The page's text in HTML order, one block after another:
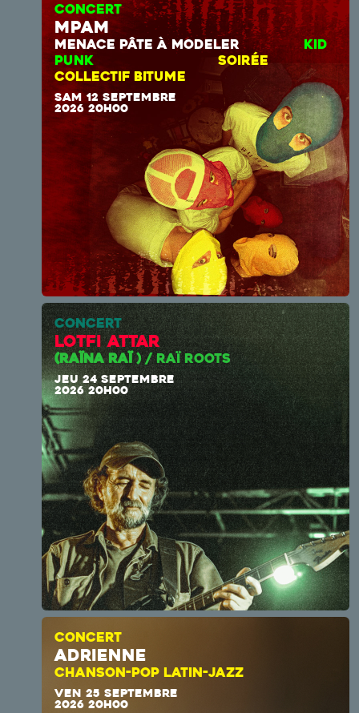
CONCERT
mpam
MENACE PÂTE À MODELER KID
PUNK
SOIRÉE
COLLECTIF BITUME
SAM 12 SEPTEMBRE
2026 20H00
CONCERT
Lotfi Attar
(RAÏNA RAÏ) / RAÏ ROOTS
JEU 24 SEPTEMBRE
2026 20H00
CONCERT
ADRIENNE
CHANSON-POP LATIN-JAZZ
VEN 25 SEPTEMBRE
2026 20H00